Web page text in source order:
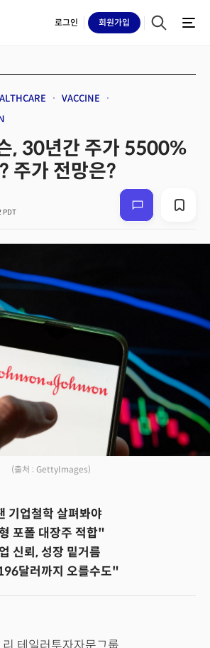
로그인 회원가입
VACCINE
, 30년간 주가 5500%
주가 전망은?
PDT
(출처 : GettyImages)
기업철학 살펴봐야
포폴 대장주 적합"
신뢰, 성장 밑거름
달러까지 오를수도"